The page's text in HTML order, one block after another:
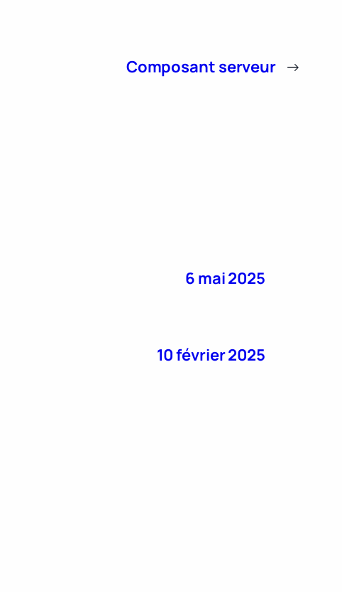
Composant serveur →
6 mai 2025
10 février 2025